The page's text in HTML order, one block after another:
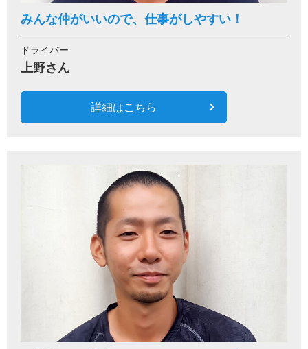
みんな仲がいいので、仕事がしやすい！
ドライバー
上野さん
詳細はこちら